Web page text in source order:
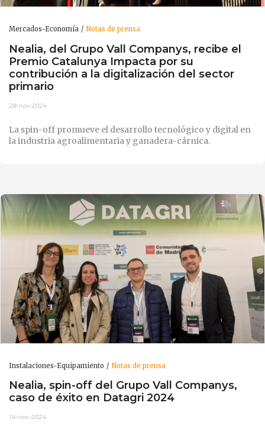
Mercados-Economía Notas de prensa
Nealia, del Grupo Vall Companys, recibe el
Premio Catalunya Impacta por su
contribución a la digitalización del sector
primario
28-nov-2024
La spin-off promueve el desarrollo tecnológico y digital en
la industria agroalimentaria y ganadera-cárnica.
Instalaciones-Equipamiento Notas de prensa
Nealia, spin-off del Grupo Vall Companys,
caso de éxito en Datagri 2024
14-nov-2024